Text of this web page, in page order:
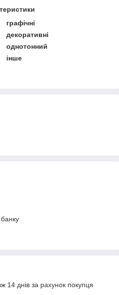
графічні
декоративні
однотонний
інше
14 днів за рахунок покупця